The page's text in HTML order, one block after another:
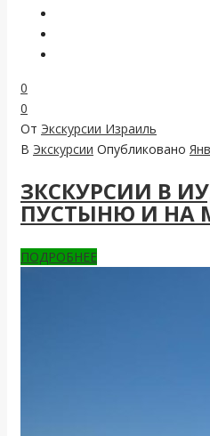
0
0
От Экскурсии Израиль
В Экскурсии Опубликовано
ЗКСКУРСИИ В
ПУСТЫНЮ И НА
ПОДРОБНЕЕ